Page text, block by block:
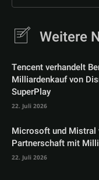
Weitere
Tencent verhandelt
Milliardenkauf von
SuperPlay
22. Juli 2026
Microsoft und Mistral
Partnerschaft mit
22. Juli 2026